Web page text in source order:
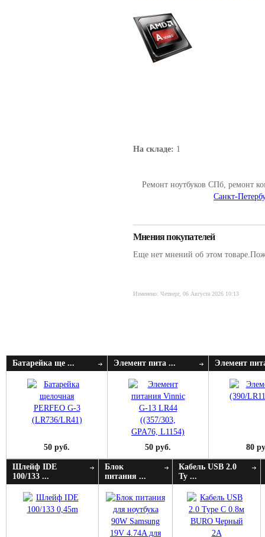
На складе: 1
Ремонт ноутбуков СПб, ремонт
Санкт-
Мнения покупателей
Еще нет мнений об этом
Изменено: Четверг, 06 Августа 2026 10:13
Батарейка ще ...
50 руб.
Элемент пита ...
50 руб.
Элемент
80
Шлейф IDE
100/133 ...
Блок
питания ...
Кабель USB 2.0
Ty ...